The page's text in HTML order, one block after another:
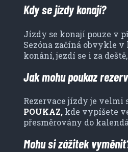
Kdy se jízdy konají?
Jízdy se konají pouze v
Sezóna začíná obvykle
konání, jezdí se i za
Jak mohu poukaz
Rezervace jízdy je velmi
POUKAZ, kde vypíšete
přesměrovány do
Mohu si zážitek